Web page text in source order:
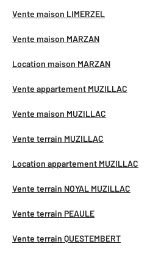
Vente maison LIMERZEL
Vente maison MARZAN
Location maison MARZAN
Vente appartement MUZILLAC
Vente maison MUZILLAC
Vente terrain MUZILLAC
Location appartement MUZILLAC
Vente terrain NOYAL MUZILLAC
Vente terrain PEAULE
Vente terrain QUESTEMBERT